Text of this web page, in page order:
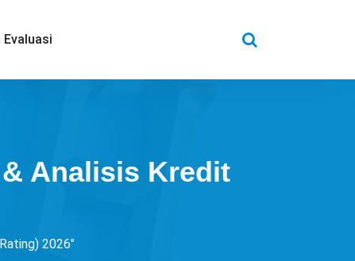
Evaluasi
Analisis Kredit
2026"